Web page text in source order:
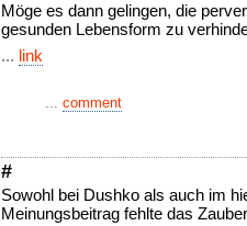
Möge es dann gelingen, die
gesunden Lebensform zu
... link
... comment
#
Sowohl bei Dushko als auch im
Meinungsbeitrag fehlte das